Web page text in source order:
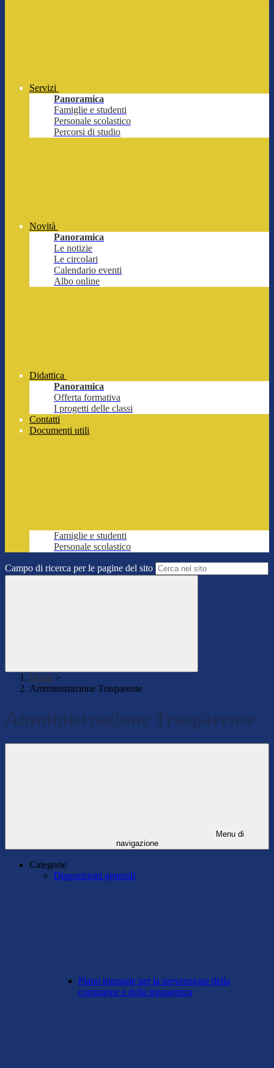
Servizi
Panoramica
Famiglie e studenti
Personale scolastico
Percorsi di studio
Novità
Panoramica
Le notizie
Le circolari
Calendario eventi
Albo online
Didattica
Panoramica
Offerta formativa
I progetti delle classi
Contatti
Documenti utili
Famiglie e studenti
Personale scolastico
Campo di ricerca per le pagine del sito
Home >
Amministrazione Trasparente
Amministrazione Trasparente
Menu di
navigazione
Categorie
Disposizioni generali
Piano triennale per la prevenzione della
corruzione e della trasparenza